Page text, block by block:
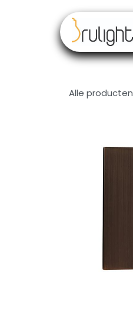
Alle producten